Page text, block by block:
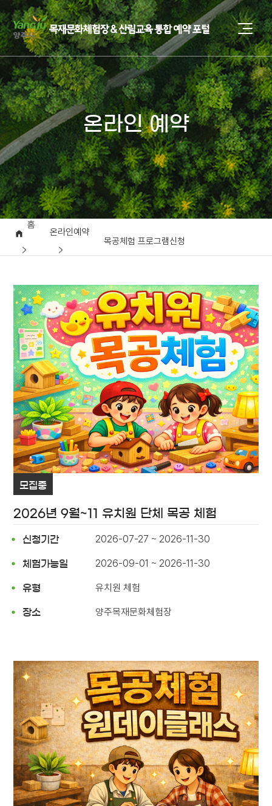
온라인 예약
홈
온라인예약
목공체험 프로그램신청
모집중
2026년 9월~11 유치원 단체 목공 체험
신청기간 2026-07-27 ~ 2026-11-30
체험가능일 2026-09-01 ~ 2026-11-30
유형 유치원 체험
장소 양주목재문화체험장